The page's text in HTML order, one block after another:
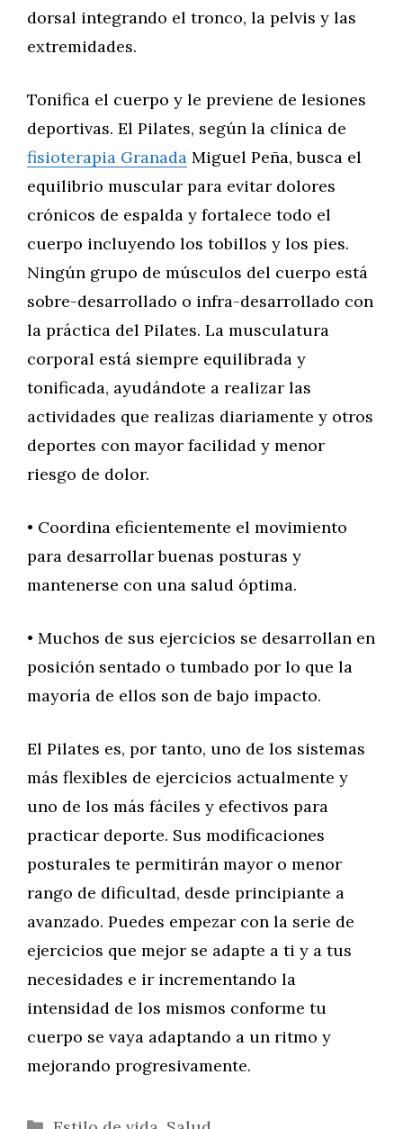
dorsal integrando el tronco, la pelvis y las
extremidades.
Tonifica el cuerpo y le previene de lesiones
deportivas. El Pilates, según la clínica de
fisioterapia Granada Miguel Peña, busca el
equilibrio muscular para evitar dolores
crónicos de espalda y fortalece todo el
cuerpo incluyendo los tobillos y los pies.
Ningún grupo de músculos del cuerpo está
sobre-desarrollado o infra-desarrollado con
la práctica del Pilates. La musculatura
corporal está siempre equilibrada y
tonificada, ayudándote a realizar las
actividades que realizas diariamente y otros
deportes con mayor facilidad y menor
riesgo de dolor.
• Coordina eficientemente el movimiento
para desarrollar buenas posturas y
mantenerse con una salud óptima.
• Muchos de sus ejercicios se desarrollan en
posición sentado o tumbado por lo que la
mayoría de ellos son de bajo impacto.
El Pilates es, por tanto, uno de los sistemas
más flexibles de ejercicios actualmente y
uno de los más fáciles y efectivos para
practicar deporte. Sus modificaciones
posturales te permitirán mayor o menor
rango de dificultad, desde principiante a
avanzado. Puedes empezar con la serie de
ejercicios que mejor se adapte a ti y a tus
necesidades e ir incrementando la
intensidad de los mismos conforme tu
cuerpo se vaya adaptando a un ritmo y
mejorando progresivamente.
Categorías